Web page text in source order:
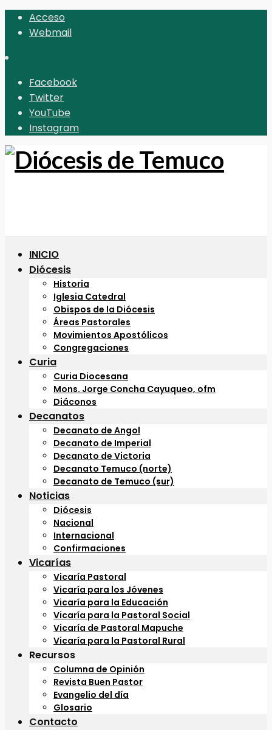
Acceso
Webmail
Facebook
Twitter
YouTube
Instagram
INICIO
Diócesis
Historia
Iglesia Catedral
Obispos de la Diócesis
Áreas Pastorales
Movimientos Apostólicos
Congregaciones
Curia
Curia Diocesana
Mons. Jorge Concha Cayuqueo, ofm
Diáconos
Decanatos
Decanato de Angol
Decanato de Imperial
Decanato de Victoria
Decanato Temuco (norte)
Decanato de Temuco (sur)
Noticias
Diócesis
Nacional
Internacional
Confirmaciones
Vicarías
Vicaría Pastoral
Vicaría para los Jóvenes
Vicaría para la Educación
Vicaría para la Pastoral Social
Vicaría de Pastoral Mapuche
Vicaría para la Pastoral Rural
Recursos
Columna de Opinión
Revista Buen Pastor
Evangelio del día
Glosario
Contacto